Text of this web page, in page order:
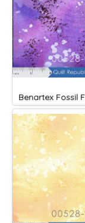
Benartex Fossil